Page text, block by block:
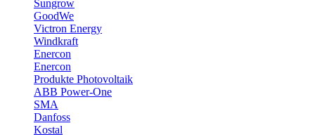
Sungrow
GoodWe
Victron Energy
Windkraft
Enercon
Enercon
Produkte Photovoltaik
ABB Power-One
SMA
Danfoss
Kostal